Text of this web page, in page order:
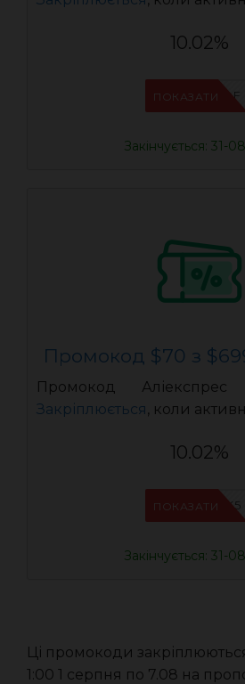
10.02%
IFPVSDOF
ПОКАЗАТИ
Закінчується: 31-
Промокод $70 з
Промокод
Закріплюється, коли
10.02%
IFPJJWK5
ПОКАЗАТИ
Закінчується: 31-
Ці промокоди
1:00 1 серпня по 7.08 на